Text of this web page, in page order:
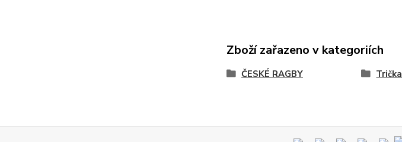
Zboží zařazeno v kategoriích
ČESKÉ RAGBY Trička